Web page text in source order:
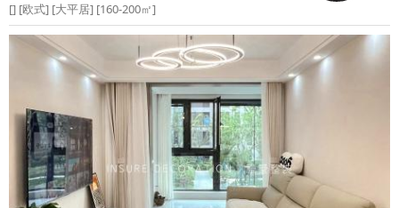
[] [欧式] [大平居] [160-200㎡]